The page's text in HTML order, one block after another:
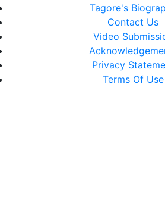
Tagore's
Contact Us
Video
Privacy
Terms Of Use